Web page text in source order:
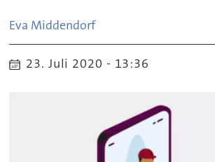
Eva Middendorf
23. Juli 2020 - 13:36